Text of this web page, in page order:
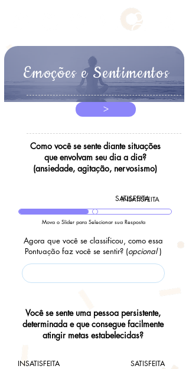
Como você se sente diante situações
que envolvam seu dia a dia?
(ansiedade, agitação, nervosismo)
INSATISFEITA
SATISFEITA
Mova o Slider para Selecionar sua Resposta
Agora que você se classificou, como essa
Pontuação faz você se sentir? (opcional)
Você se sente uma pessoa persistente,
determinada e que consegue facilmente
atingir metas estabelecidas?
INSATISFEITA SATISFEITA
Emoções e Sentimentos
>